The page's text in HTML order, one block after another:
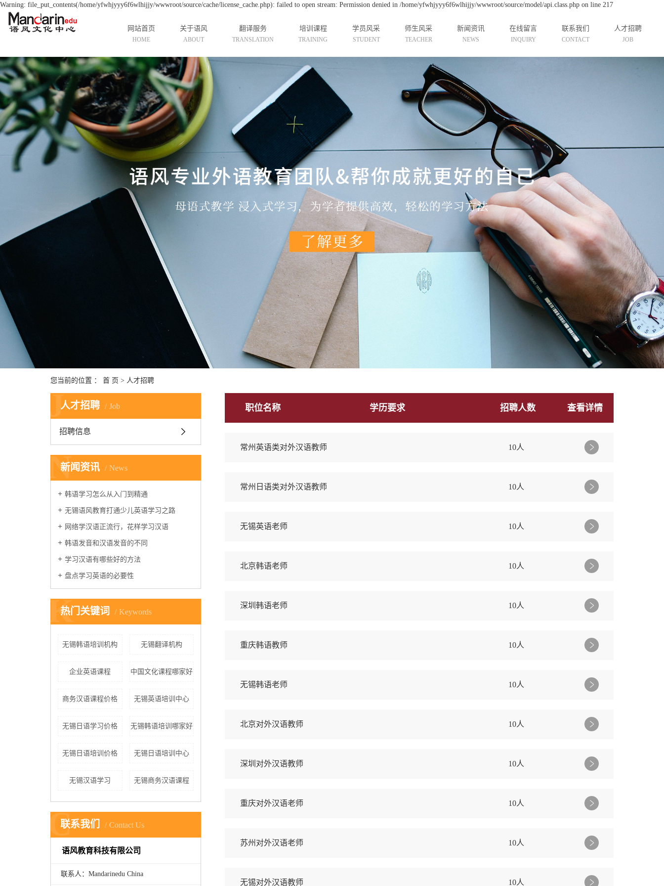
Warning: file_put_contents(/home/yfwhjyyy6f6wlhijjy/wwwroot/source/cache/license_cache.php): failed to open stream: Permission denied in /home/yfwhjyyy6f6wlhijjy/wwwroot/source/model/api.class.php on line 217
网站首页
HOME
关于语风
ABOUT
公司简介
资质荣誉
发展历程
中国游学
翻译服务
TRANSLATION
韩语翻译服务
英语翻译服务
培训课程
TRAINING
汉语培训
韩语培训
日语培训
学员风采
STUDENT
师生风采
TEACHER
师资介绍
课堂风采
新闻资讯
NEWS
行业资讯
技术资讯
在线留言
INQUIRY
联系我们
CONTACT
人才招聘
JOB
您当前的位置 ： 首 页 > 人才招聘
人才招聘 Job
J
招聘信息
新闻资讯 News
N
韩语学习怎么从入门到精通
无锡语风教育打通少儿英语学习之路
网络学汉语正流行，花样学习汉语
韩语发音和汉语发音的不同
学习汉语有哪些好的方法
盘点学习英语的必要性
热门关键词 Keywords
K
无锡韩语培训机构 无锡翻译机构
企业英语课程 中国文化课程哪家好
商务汉语课程价格 无锡英语培训中心
无锡日语学习价格 无锡韩语培训哪家好
无锡日语培训价格 无锡日语培训中心
无锡汉语学习 无锡商务汉语课程
联系我们 Contact Us
C
语风教育科技有限公司
联系人：Mandarinedu China
职位名称 学历要求 招聘人数 查看详情
常州英语类对外汉语教师 10人
常州日语类对外汉语教师 10人
无锡英语老师 10人
北京韩语老师 10人
深圳韩语老师 10人
重庆韩语教师 10人
无锡韩语老师 10人
北京对外汉语教师 10人
深圳对外汉语教师 10人
重庆对外汉语老师 10人
苏州对外汉语老师 10人
无锡对外汉语教师 10人